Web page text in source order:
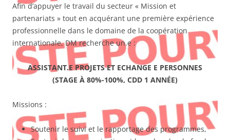
Afin d’appuyer le travail du secteur « Mission et
partenariats » tout en acquérant une première expérience
professionnelle dans le domaine de la coopération
internationale, DM recherche un.e :
ASSISTANT.E PROJETS ET ECHANGE E PERSONNES
(STAGE À 80%-100%, CDD 1 ANNÉE)
Missions :
Soutenir le suivi et le rapportage des programmes,